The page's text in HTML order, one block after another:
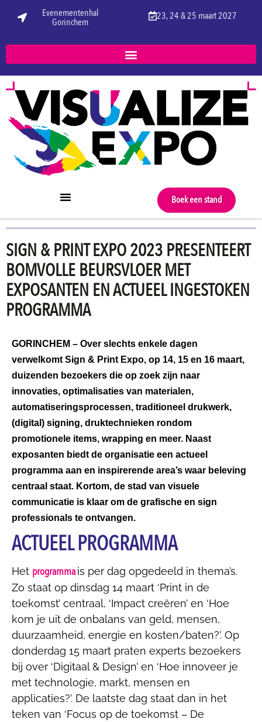
Evenementenhal
Gorinchem
23, 24 & 25 maart 2027
Boek een stand
SIGN & PRINT EXPO 2023 PRESENTEERT
BOMVOLLE BEURSVLOER MET
EXPOSANTEN EN ACTUEEL INGESTOKEN
PROGRAMMA
GORINCHEM – Over slechts enkele dagen
verwelkomt Sign & Print Expo, op 14, 15 en 16 maart,
duizenden bezoekers die op zoek zijn naar
innovaties, optimalisaties van materialen,
automatiseringsprocessen, traditioneel drukwerk,
(digital) signing, druktechnieken rondom
promotionele items, wrapping en meer. Naast
exposanten biedt de organisatie een actueel
programma aan en inspirerende area’s waar beleving
centraal staat. Kortom, de stad van visuele
communicatie is klaar om de grafische en sign
professionals te ontvangen.
ACTUEEL PROGRAMMA
Het programmais per dag opgedeeld in thema’s.
Zo staat op dinsdag 14 maart ‘Print in de
toekomst’ centraal, ‘Impact creëren’ en ‘Hoe
kom je uit de onbalans van geld, mensen,
duurzaamheid, energie en kosten/baten?’. Op
donderdag 15 maart praten experts bezoekers
bij over ‘Digitaal & Design’ en ‘Hoe innoveer je
met technologie, markt, mensen en
applicaties?’. De laatste dag staat dan in het
teken van ‘Focus op de toekomst – De